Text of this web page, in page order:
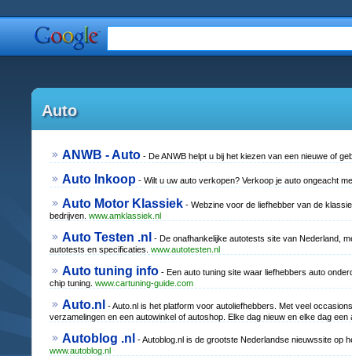
Auto
ANWB - Auto - De ANWB helpt u bij het kiezen van een nieuwe of
Auto Inkoop - Wilt u uw auto verkopen? Verkoop je auto ongeacht
Auto Motor Klassiek - Webzine voor de liefhebber van de
bedrijven. www.amklassiek.nl
Auto Testen .nl
- De onafhankelijke autotests site van Nederland,
autotests en specificaties. www.autotesten.nl
Auto tuning info - Een auto tuning site waar liefhebbers auto
chip tuning. www.cartuning-guide.com
Auto.nl
- Auto.nl is het platform voor autoliefhebbers. Met veel
verzamelingen en een autowinkel of autoshop. Elke dag nieuw en elke dag
Autoblog .nl
- Autoblog.nl is de grootste Nederlandse nieuwssite op
www.autoblog.nl